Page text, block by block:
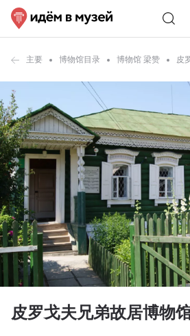
主要 博物馆目录 博物馆 梁赞 皮
皮罗戈夫兄弟故居博物